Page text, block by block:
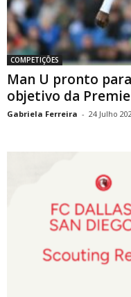
COMPETIÇÕES
Man U pronto
objetivo da
Gabriela Ferreira - 24 Julho